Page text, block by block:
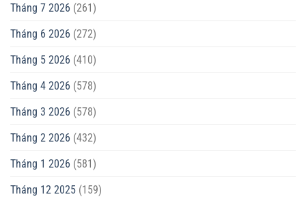
Tháng 7 2026 (261)
Tháng 6 2026 (272)
Tháng 5 2026 (410)
Tháng 4 2026 (578)
Tháng 3 2026 (578)
Tháng 2 2026 (432)
Tháng 1 2026 (581)
Tháng 12 2025 (159)